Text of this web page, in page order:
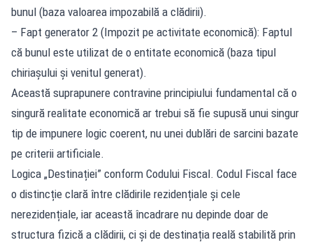
bunul (baza valoarea impozabilă a clădirii).
– Fapt generator 2 (Impozit pe activitate economică): Faptul
că bunul este utilizat de o entitate economică (baza tipul
chiriașului și venitul generat).
Această suprapunere contravine principiului fundamental că o
singură realitate economică ar trebui să fie supusă unui singur
tip de impunere logic coerent, nu unei dublări de sarcini bazate
pe criterii artificiale.
Logica „Destinației” conform Codului Fiscal. Codul Fiscal face
o distincție clară între clădirile rezidențiale și cele
nerezidențiale, iar această încadrare nu depinde doar de
structura fizică a clădirii, ci și de destinația reală stabilită prin